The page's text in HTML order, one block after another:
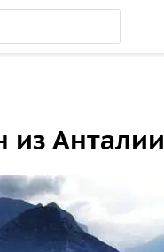
из Анталии